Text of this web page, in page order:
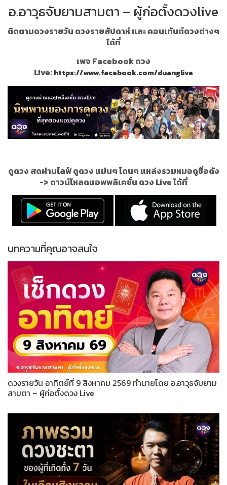
อ.อาวุธจับยามสามตา – ผู้ก่อตั้งดวงlive
ติดตามดวงรายวัน ดวงรายสัปดาห์ และ คอนเท้นต์ดวงต่างๆ
ได้ที่
เพจ Facebook ดวง
Live:https://www.facebook.com/duanglive
ดูดวง สดผ่านไลฟ์ ดูดวง แม่นๆ โดนๆ แหล่งรวมหมอดูชื่อดัง
-> ดาวน์โหลดแอพพลิเคชั่น ดวง Live ได้ที่
บทความที่คุณอาจสนใจ
ดวงรายวัน อาทิตย์ที่ 9 สิงหาคม 2569 ทำนายโดย อ.อาวุธจับยาม
สามตา – ผู้ก่อตั้งดวง Live